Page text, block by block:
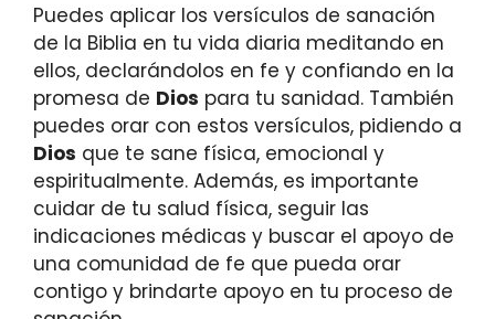
Puedes aplicar los versículos de sanación
de la Biblia en tu vida diaria meditando en
ellos, declarándolos en fe y confiando en la
promesa de Dios para tu sanidad. También
puedes orar con estos versículos, pidiendo a
Dios que te sane física, emocional y
espiritualmente. Además, es importante
cuidar de tu salud física, seguir las
indicaciones médicas y buscar el apoyo de
una comunidad de fe que pueda orar
contigo y brindarte apoyo en tu proceso de